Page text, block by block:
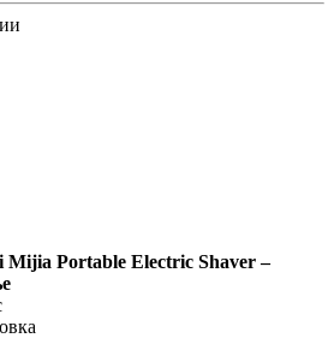
Mijia Portable Electric Shaver –